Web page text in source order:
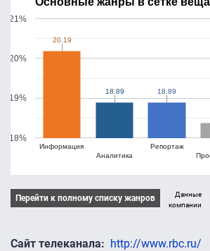
Информация
Аналитика
Репортаж
18%
19%
20%
21%
20.19
20.19
18.89
18.89 18.89
18.89
Перейти к полному списку жанров
Данные
компании
Сайт телеканала http://www.rbc.ru/